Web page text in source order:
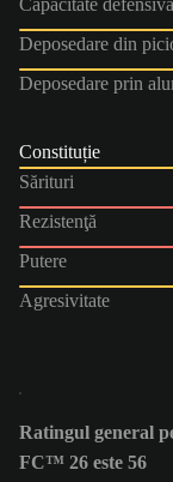
Deposedare din
Deposedare prin
Constituție
Sărituri
Rezistenţă
Putere
Agresivitate
Ratingul general
FC™ 26 este 56